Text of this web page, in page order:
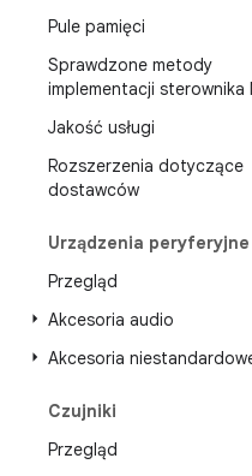
Pule pamięci
Sprawdzone metody
implementacji sterownika
Jakość usługi
Rozszerzenia dotyczące
dostawców
Urządzenia peryferyjne
Przegląd
Akcesoria audio
Akcesoria
Czujniki
Przegląd